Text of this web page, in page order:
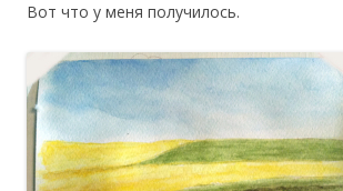
Вот что у меня получилось.